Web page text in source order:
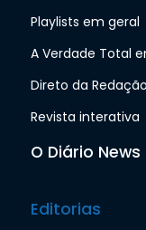
Playlists em geral
A Verdade Total
Direto da Redação
Revista interativa
O Diário News
Editorias